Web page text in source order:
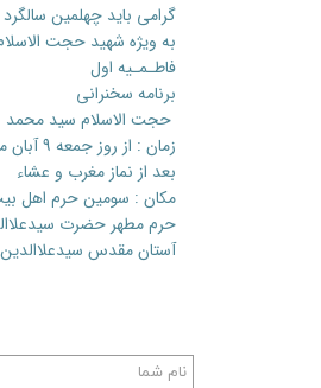
گرامی باید چهلمین
به ویژه شهید حجت
فاطـمـیه اول
برنامه سخنرانی
حجت الاسلام سید محمد
زمان : از روز جمعه 9 آبان ماه 1404 به مدت پنج شب
بعد از نماز مغرب و عشاء
مکان : سومین حرم اهل
حرم مطهر حضرت
آستان مقدس